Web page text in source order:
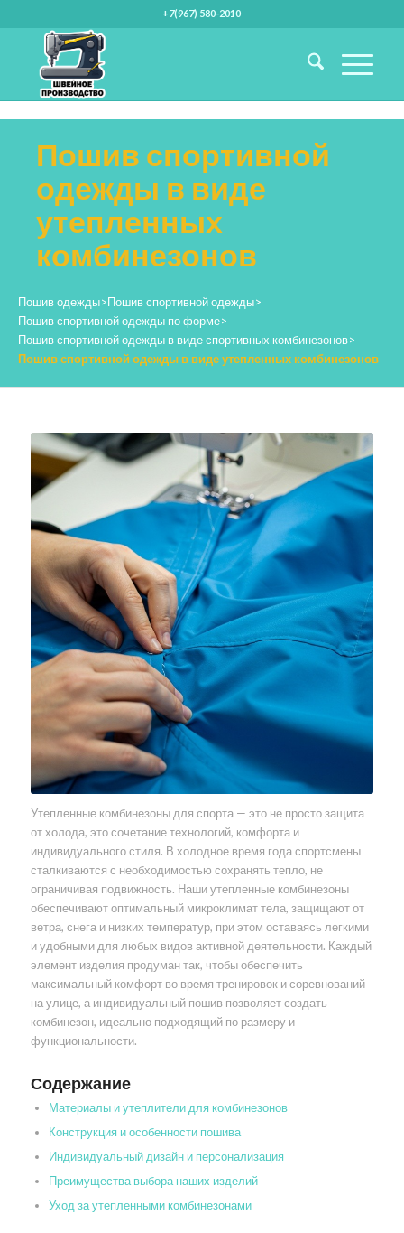
+7(967) 580-2010
Пошив спортивной
одежды в виде
утепленных
комбинезонов
Пошив одежды>Пошив спортивной одежды>
Пошив спортивной одежды по форме>
Пошив спортивной одежды в виде спортивных комбинезонов>
Пошив спортивной одежды в виде утепленных комбинезонов
Утепленные комбинезоны для спорта — это не просто защита
от холода, это сочетание технологий, комфорта и
индивидуального стиля. В холодное время года спортсмены
сталкиваются с необходимостью сохранять тепло, не
ограничивая подвижность. Наши утепленные комбинезоны
обеспечивают оптимальный микроклимат тела, защищают от
ветра, снега и низких температур, при этом оставаясь легкими
и удобными для любых видов активной деятельности. Каждый
элемент изделия продуман так, чтобы обеспечить
максимальный комфорт во время тренировок и соревнований
на улице, а индивидуальный пошив позволяет создать
комбинезон, идеально подходящий по размеру и
функциональности.
Содержание
Материалы и утеплители для комбинезонов
Конструкция и особенности пошива
Индивидуальный дизайн и персонализация
Преимущества выбора наших изделий
Уход за утепленными комбинезонами